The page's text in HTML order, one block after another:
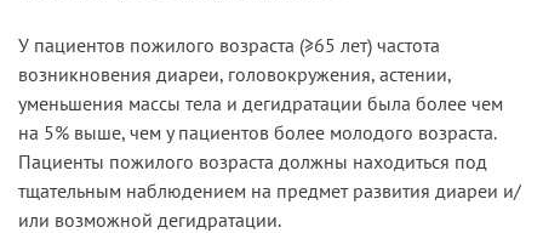
У пациентов пожилого возраста (≥65 лет) частота
возникновения диареи, головокружения, астении,
уменьшения массы тела и дегидратации была более чем
на 5% выше, чем у пациентов более молодого возраста.
Пациенты пожилого возраста должны находиться под
тщательным наблюдением на предмет развития диареи и/
или возможной дегидратации.